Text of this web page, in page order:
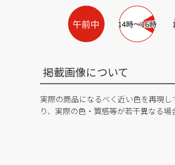
掲載画像について
実際の商品になるべく近い色を再現
り、実際の色・質感等が若干異なる場